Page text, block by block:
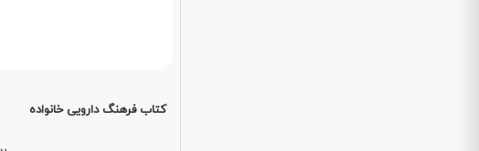
کتاب فرهنگ دارویی خانواده